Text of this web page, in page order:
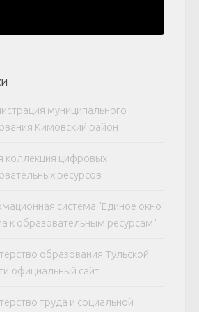
муниципального
Кимовский район
коллекция цифровых
ресурсов
система "Единое окно
к образовательным ресурсам"
образования Тульской
официальный сайт
труда и социальной